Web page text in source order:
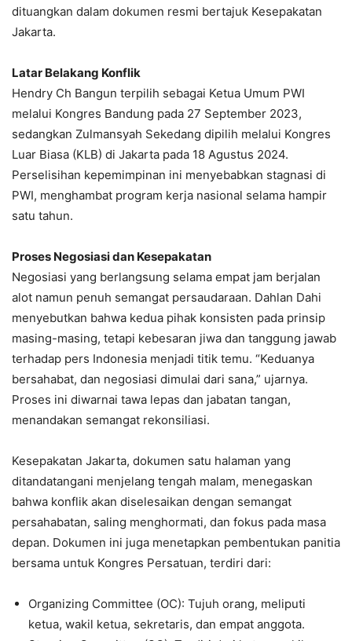
dituangkan dalam dokumen resmi bertajuk Kesepakatan
Jakarta.
Latar Belakang Konflik
Hendry Ch Bangun terpilih sebagai Ketua Umum PWI
melalui Kongres Bandung pada 27 September 2023,
sedangkan Zulmansyah Sekedang dipilih melalui Kongres
Luar Biasa (KLB) di Jakarta pada 18 Agustus 2024.
Perselisihan kepemimpinan ini menyebabkan stagnasi di
PWI, menghambat program kerja nasional selama hampir
satu tahun.
Proses Negosiasi dan Kesepakatan
Negosiasi yang berlangsung selama empat jam berjalan
alot namun penuh semangat persaudaraan. Dahlan Dahi
menyebutkan bahwa kedua pihak konsisten pada prinsip
masing-masing, tetapi kebesaran jiwa dan tanggung jawab
terhadap pers Indonesia menjadi titik temu. “Keduanya
bersahabat, dan negosiasi dimulai dari sana,” ujarnya.
Proses ini diwarnai tawa lepas dan jabatan tangan,
menandakan semangat rekonsiliasi.
Kesepakatan Jakarta, dokumen satu halaman yang
ditandatangani menjelang tengah malam, menegaskan
bahwa konflik akan diselesaikan dengan semangat
persahabatan, saling menghormati, dan fokus pada masa
depan. Dokumen ini juga menetapkan pembentukan panitia
bersama untuk Kongres Persatuan, terdiri dari:
Organizing Committee (OC): Tujuh orang, meliputi
ketua, wakil ketua, sekretaris, dan empat anggota.